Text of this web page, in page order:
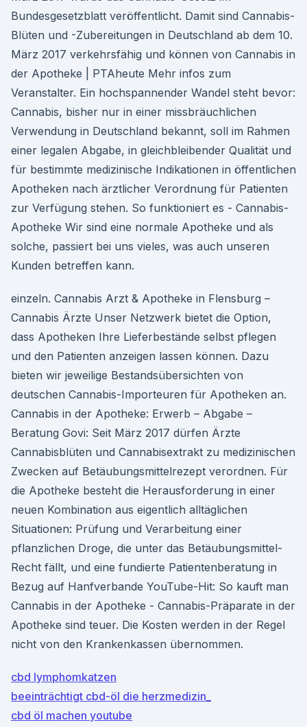
Bundesgesetzblatt veröffentlicht. Damit sind Cannabis-
Blüten und -Zubereitungen in Deutschland ab dem 10.
März 2017 verkehrsfähig und können von Cannabis in
der Apotheke | PTAheute Mehr infos zum
Veranstalter. Ein hochspannender Wandel steht bevor:
Cannabis, bisher nur in einer missbräuchlichen
Verwendung in Deutschland bekannt, soll im Rahmen
einer legalen Abgabe, in gleichbleibender Qualität und
für bestimmte medizinische Indikationen in öffentlichen
Apotheken nach ärztlicher Verordnung für Patienten
zur Verfügung stehen. So funktioniert es - Cannabis-
Apotheke Wir sind eine normale Apotheke und als
solche, passiert bei uns vieles, was auch unseren
Kunden betreffen kann.
einzeln. Cannabis Arzt & Apotheke in Flensburg –
Cannabis Ärzte Unser Netzwerk bietet die Option,
dass Apotheken Ihre Lieferbestände selbst pflegen
und den Patienten anzeigen lassen können. Dazu
bieten wir jeweilige Bestandsübersichten von
deutschen Cannabis-Importeuren für Apotheken an.
Cannabis in der Apotheke: Erwerb – Abgabe –
Beratung Govi: Seit März 2017 dürfen Ärzte
Cannabisblüten und Cannabisextrakt zu medizinischen
Zwecken auf Betäubungsmittelrezept verordnen. Für
die Apotheke besteht die Herausforderung in einer
neuen Kombination aus eigentlich alltäglichen
Situationen: Prüfung und Verarbeitung einer
pflanzlichen Droge, die unter das Betäubungsmittel-
Recht fällt, und eine fundierte Patientenberatung in
Bezug auf Hanfverbande YouTube-Hit: So kauft man
Cannabis in der Apotheke - Cannabis-Präparate in der
Apotheke sind teuer. Die Kosten werden in der Regel
nicht von den Krankenkassen übernommen.
cbd lymphomkatzen
beeinträchtigt cbd-öl die herzmedizin_
cbd öl machen youtube